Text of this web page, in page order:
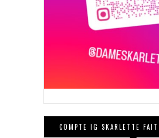
COMPTE IG SKARLETTE